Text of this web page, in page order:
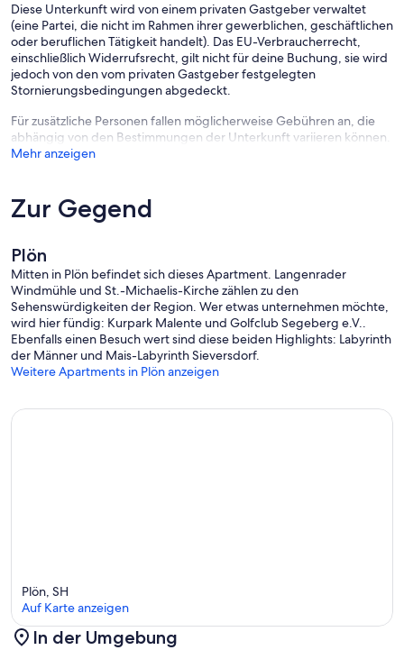
Diese Unterkunft wird von einem privaten Gastgeber verwaltet
(eine Partei, die nicht im Rahmen ihrer gewerblichen, geschäftlichen
oder beruflichen Tätigkeit handelt). Das EU-Verbraucherrecht,
einschließlich Widerrufsrecht, gilt nicht für deine Buchung, sie wird
jedoch von den vom privaten Gastgeber festgelegten
Stornierungsbedingungen abgedeckt.
Für zusätzliche Personen fallen möglicherweise Gebühren an, die
abhängig von den Bestimmungen der Unterkunft variieren können.
Mehr anzeigen
Zur Gegend
Plön
Mitten in Plön befindet sich dieses Apartment. Langenrader
Windmühle und St.-Michaelis-Kirche zählen zu den
Sehenswürdigkeiten der Region. Wer etwas unternehmen möchte,
wird hier fündig: Kurpark Malente und Golfclub Segeberg e.V..
Ebenfalls einen Besuch wert sind diese beiden Highlights: Labyrinth
der Männer und Mais-Labyrinth Sieversdorf.
Weitere Apartments in Plön anzeigen
Plön, SH
Auf Karte anzeigen
In der Umgebung